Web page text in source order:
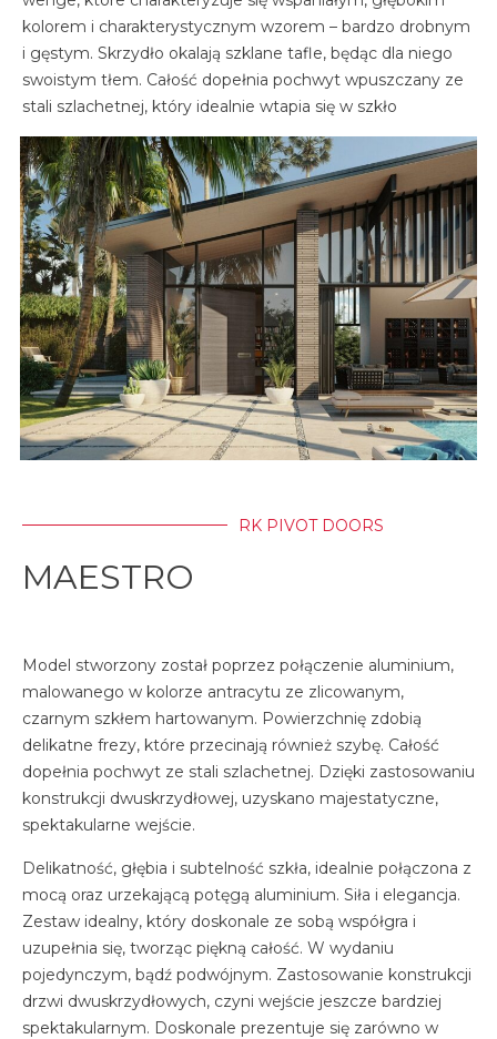
kolorem i charakterystycznym wzorem – bardzo drobnym
i gęstym. Skrzydło okalają szklane tafle, będąc dla niego
swoistym tłem. Całość dopełnia pochwyt wpuszczany ze
stali szlachetnej, który idealnie wtapia się w szkło
RK PIVOT DOORS
MAESTRO
Model stworzony został poprzez połączenie aluminium,
malowanego w kolorze antracytu ze zlicowanym,
czarnym szkłem hartowanym. Powierzchnię zdobią
delikatne frezy, które przecinają również szybę. Całość
dopełnia pochwyt ze stali szlachetnej. Dzięki zastosowaniu
konstrukcji dwuskrzydłowej, uzyskano majestatyczne,
spektakularne wejście.
Delikatność, głębia i subtelność szkła, idealnie połączona z
mocą oraz urzekającą potęgą aluminium. Siła i elegancja.
Zestaw idealny, który doskonale ze sobą współgra i
uzupełnia się, tworząc piękną całość. W wydaniu
pojedynczym, bądź podwójnym. Zastosowanie konstrukcji
drzwi dwuskrzydłowych, czyni wejście jeszcze bardziej
spektakularnym. Doskonale prezentuje się zarówno w